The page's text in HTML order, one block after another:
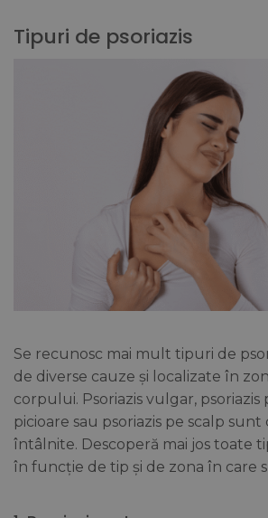
Tipuri de psoriazis
Se recunosc mai mult tipuri de
de diverse cauze și localizate în
corpului. Psoriazis vulgar, psoriazis
picioare sau psoriazis pe scalp sunt
întâlnite. Descoperă mai jos toate
în funcție de tip și de zona în care